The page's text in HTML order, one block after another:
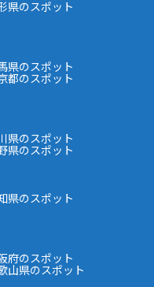
県のスポット
県のスポット
都のスポット
県のスポット
県のスポット
県のスポット
府のスポット
山県のスポット